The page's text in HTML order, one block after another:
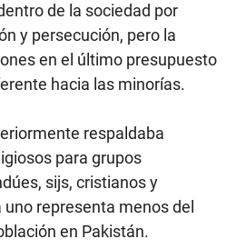
de la sociedad por
y persecución, pero la
en el último presupuesto
hacia las minorías.
respaldaba
para grupos
sijs, cristianos y
representa menos del
en Pakistán.